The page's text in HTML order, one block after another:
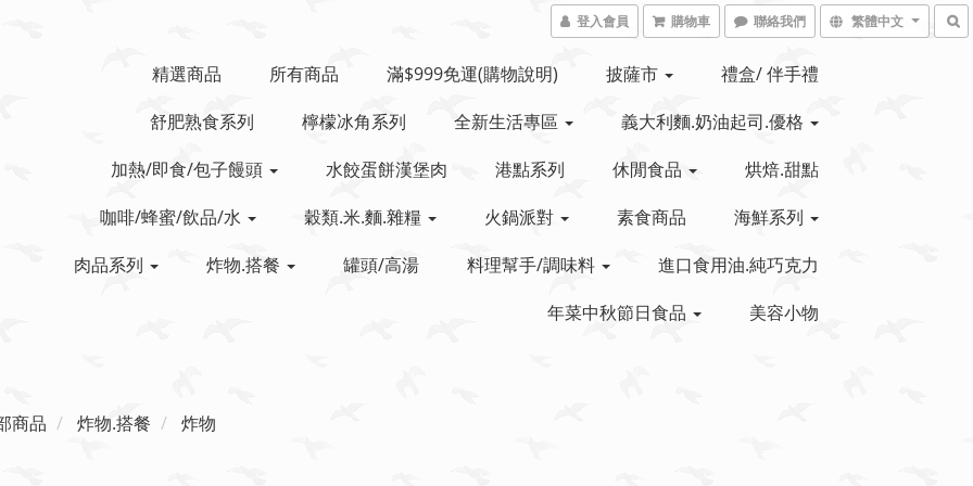
登入會員 購物車 聯絡我們 繁體中文
精選商品 所有商品 滿$999免運(購物說明) 披薩市
禮盒/ 伴手禮
舒肥熟食系列
檸檬冰角系列 全新生活專區
義大利麵.奶油起司.優格
加熱/即食/包子饅頭
水餃蛋餅漢堡肉 港點系列 休閒食品
烘焙.甜點
咖啡/蜂蜜/飲品/水
穀類.米.麵.雜糧 火鍋派對 素食商品
海鮮系列
肉品系列
炸物.搭餐 罐頭/高湯 料理幫手/調味料
進口食用油.純巧克力
年菜中秋節日食品
美容小物
商品 炸物.搭餐 炸物